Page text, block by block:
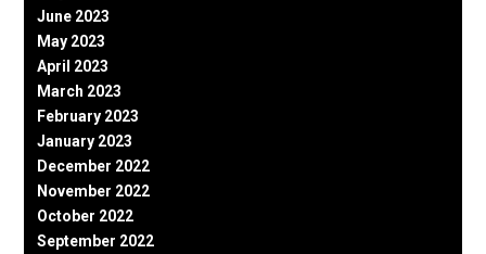
June 2023
May 2023
April 2023
March 2023
February 2023
January 2023
December 2022
November 2022
October 2022
September 2022